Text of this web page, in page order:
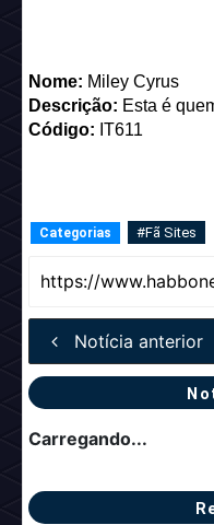
Nome: Miley Cyrus
Descrição: Esta é
Código: IT611
Categorias #Fã Sites
Notícia anterior
Carregando...